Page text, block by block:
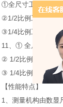
①全尺寸工作器 行程
②1/2比例工作器 行
③1/4比例工作器 行
11、① 全尺寸锥体
② 1/2比例锥体和锥
③ 1/4比例椎体和锥
【性能特点】
1、测量机构由数显